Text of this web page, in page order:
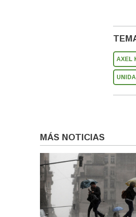
AXEL
MÁS NOTICIAS